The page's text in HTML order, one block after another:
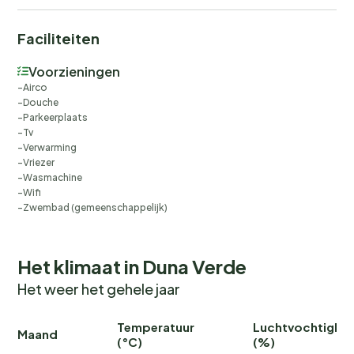
Faciliteiten
Voorzieningen
Airco
Douche
Parkeerplaats
Tv
Verwarming
Vriezer
Wasmachine
Wifi
Zwembad (gemeenschappelijk)
Het klimaat in Duna Verde
Het weer het gehele jaar
Maand
Temperatuur
(°C)
(%)